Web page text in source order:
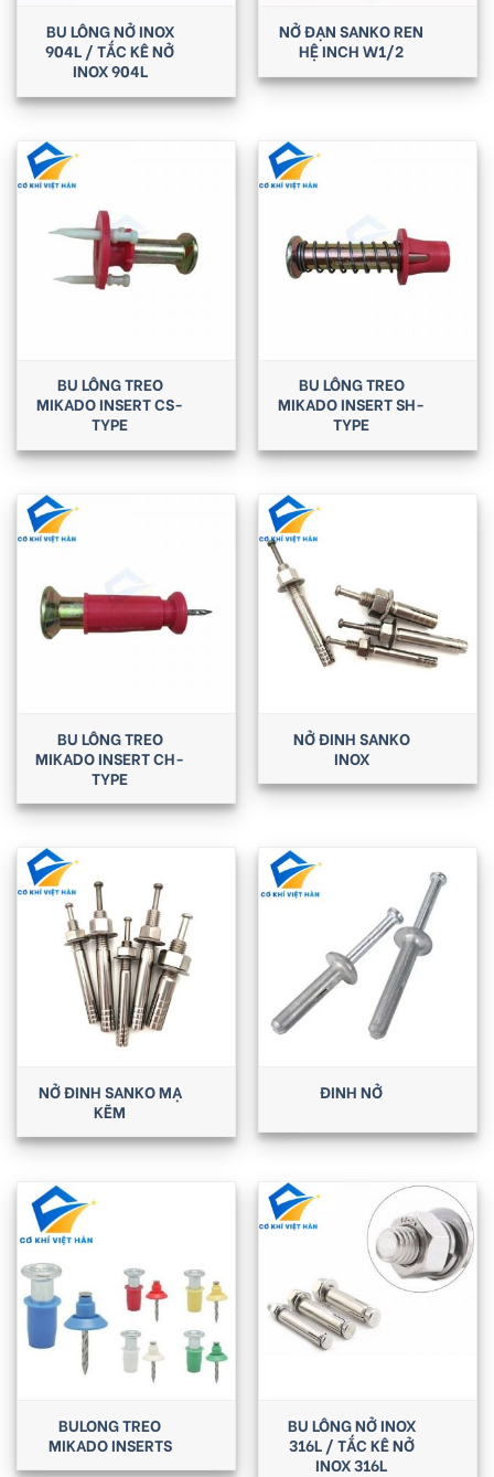
BU LÔNG NỞ INOX
904L / TẮC KÊ NỞ
INOX 904L
NỞ ĐẠN SANKO REN
HỆ INCH W1/2
BU LÔNG TREO
MIKADO INSERT CS-
TYPE
BU LÔNG TREO
MIKADO INSERT SH-
TYPE
BU LÔNG TREO
MIKADO INSERT CH-
TYPE
NỞ ĐINH SANKO
INOX
NỞ ĐINH SANKO MẠ
KẼM
ĐINH NỞ
BULONG TREO
MIKADO INSERTS
BU LÔNG NỞ INOX
316L / TẮC KÊ NỞ
INOX 316L